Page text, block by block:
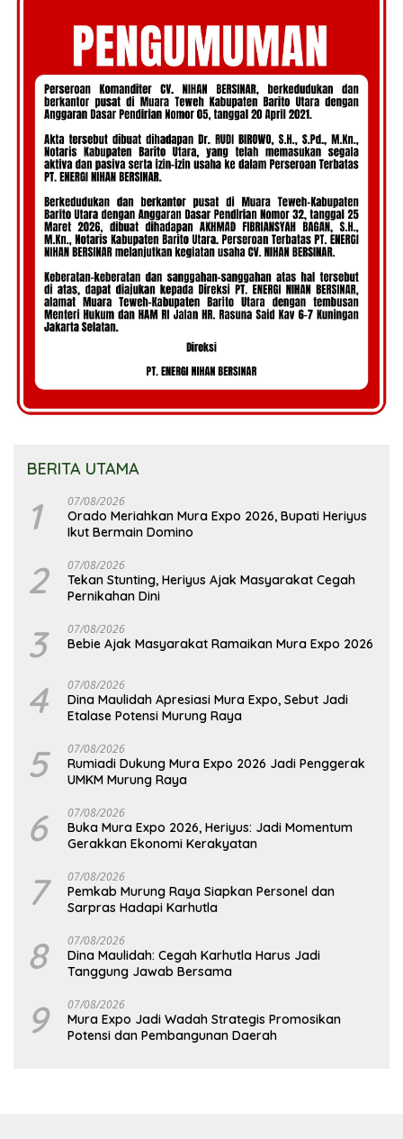
BERITA UTAMA
1 07/08/2026
Orado Meriahkan Mura Expo 2026, Bupati Heriyus
Ikut Bermain Domino
2 07/08/2026
Tekan Stunting, Heriyus Ajak Masyarakat Cegah
Pernikahan Dini
3 07/08/2026
Bebie Ajak Masyarakat Ramaikan Mura Expo 2026
4 07/08/2026
Dina Maulidah Apresiasi Mura Expo, Sebut Jadi
Etalase Potensi Murung Raya
5 07/08/2026
Rumiadi Dukung Mura Expo 2026 Jadi Penggerak
UMKM Murung Raya
6 07/08/2026
Buka Mura Expo 2026, Heriyus: Jadi Momentum
Gerakkan Ekonomi Kerakyatan
7 07/08/2026
Pemkab Murung Raya Siapkan Personel dan
Sarpras Hadapi Karhutla
8 07/08/2026
Dina Maulidah: Cegah Karhutla Harus Jadi
Tanggung Jawab Bersama
9 07/08/2026
Mura Expo Jadi Wadah Strategis Promosikan
Potensi dan Pembangunan Daerah